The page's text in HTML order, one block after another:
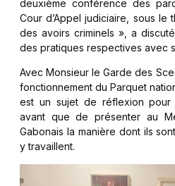
deuxième conférence des
Cour d’Appel judiciaire, sous le
des avoirs criminels », a
des pratiques respectives avec
Avec Monsieur le Garde des
fonctionnement du Parquet
est un sujet de réflexion pour
avant que de présenter au
Gabonais la manière dont ils
y travaillent.